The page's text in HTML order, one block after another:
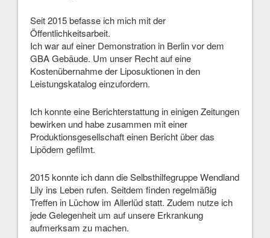
Seit 2015 befasse ich mich mit der
Öffentlichkeitsarbeit.
Ich war auf einer Demonstration in Berlin vor dem
GBA Gebäude. Um unser Recht auf eine
Kostenübernahme der Liposuktionen in den
Leistungskatalog einzufordern.
Ich konnte eine Berichterstattung in einigen Zeitungen
bewirken und habe zusammen mit einer
Produktionsgesellschaft einen Bericht über das
Lipödem gefilmt.
2015 konnte ich dann die Selbsthilfegruppe Wendland
Lily ins Leben rufen. Seitdem finden regelmäßig
Treffen in Lüchow im Allerlüd statt. Zudem nutze ich
jede Gelegenheit um auf unsere Erkrankung
aufmerksam zu machen.